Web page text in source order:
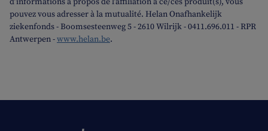
pouvez vous adresser à la mutualité. Helan Onafhankelijk
ziekenfonds - Boomsesteenweg 5 - 2610 Wilrijk - 0411.696.011 - RPR
Antwerpen -www.helan.be.